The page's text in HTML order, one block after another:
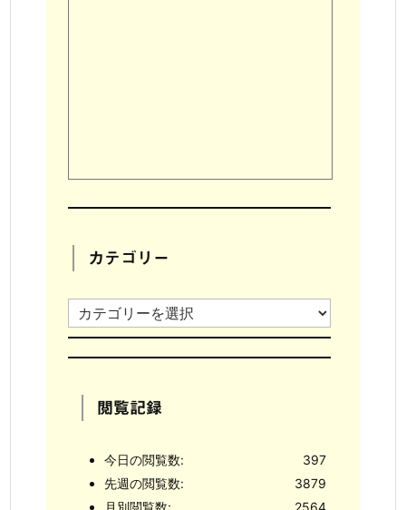
カテゴリー
カ
テ
リ
ー
閲覧記録
397
今日の閲覧数:
3879
先週の閲覧数:
2564
月別閲覧数: